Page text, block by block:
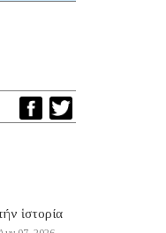
ἱστορία